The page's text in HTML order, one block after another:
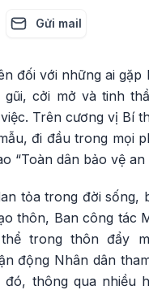
Gửi mail
đối với những ai gặp
gũi, cởi mở và tinh
Trên cương vị Bí
đi đầu trong mọi
“Toàn dân bảo vệ an
tỏa trong đời sống,
thôn, Ban công tác
trong thôn đẩy
động Nhân dân
thông qua nhiều